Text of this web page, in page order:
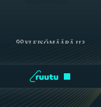
YLEISÖMÄÄRÄ 113